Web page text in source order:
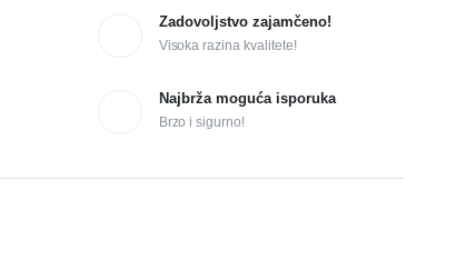
Zadovoljstvo zajamčeno!
Visoka razina kvalitete!
Najbrža moguća isporuka
Brzo i sigurno!